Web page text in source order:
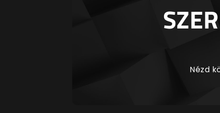
Nézd